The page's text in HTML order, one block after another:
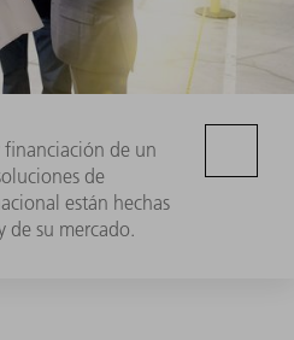
financiación de un
de
están hechas
de su mercado.